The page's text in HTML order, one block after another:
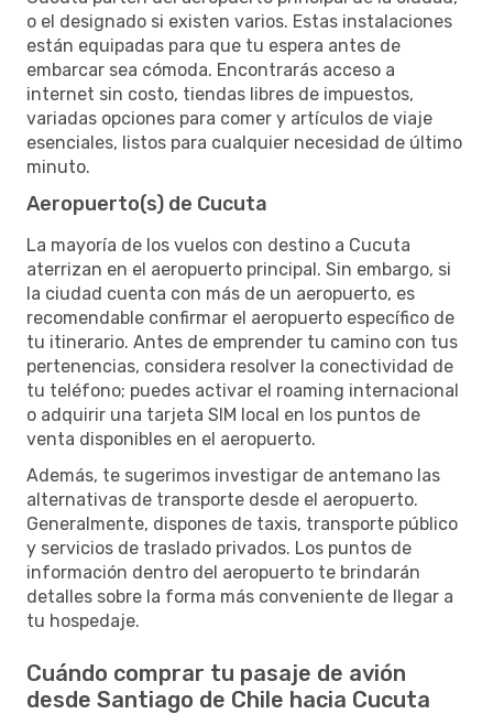
o el designado si existen varios. Estas instalaciones
están equipadas para que tu espera antes de
embarcar sea cómoda. Encontrarás acceso a
internet sin costo, tiendas libres de impuestos,
variadas opciones para comer y artículos de viaje
esenciales, listos para cualquier necesidad de último
minuto.
Aeropuerto(s) de Cucuta
La mayoría de los vuelos con destino a Cucuta
aterrizan en el aeropuerto principal. Sin embargo, si
la ciudad cuenta con más de un aeropuerto, es
recomendable confirmar el aeropuerto específico de
tu itinerario. Antes de emprender tu camino con tus
pertenencias, considera resolver la conectividad de
tu teléfono; puedes activar el roaming internacional
o adquirir una tarjeta SIM local en los puntos de
venta disponibles en el aeropuerto.
Además, te sugerimos investigar de antemano las
alternativas de transporte desde el aeropuerto.
Generalmente, dispones de taxis, transporte público
y servicios de traslado privados. Los puntos de
información dentro del aeropuerto te brindarán
detalles sobre la forma más conveniente de llegar a
tu hospedaje.
Cuándo comprar tu pasaje de avión
desde Santiago de Chile hacia Cucuta